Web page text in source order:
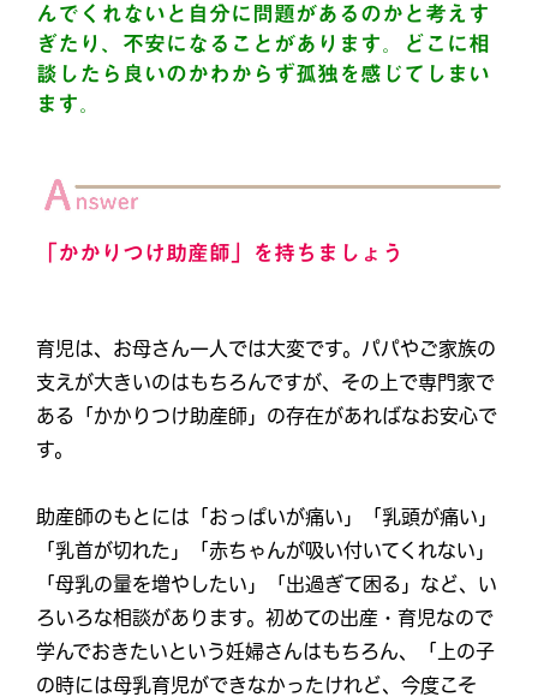
んでくれないと自分に問題があるのかと考えす
ぎたり、不安になることがあります。どこに相
談したら良いのかわからず孤独を感じてしまい
ます。
「かかりつけ助産師」を持ちましょう
育児は、お母さん一人では大変です。パパやご家族の
支えが大きいのはもちろんですが、その上で専門家で
ある「かかりつけ助産師」の存在があればなお安心で
す。
助産師のもとには「おっぱいが痛い」「乳頭が痛い」
「乳首が切れた」「赤ちゃんが吸い付いてくれない」
「母乳の量を増やしたい」「出過ぎて困る」など、い
ろいろな相談があります。初めての出産・育児なので
学んでおきたいという妊婦さんはもちろん、「上の子
の時には母乳育児ができなかったけれど、今度こそ